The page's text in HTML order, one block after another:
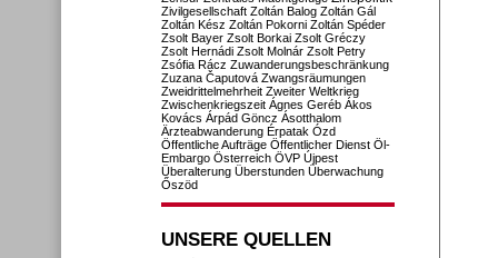
Zivilgesellschaft Zoltán Balog Zoltán Gál
Zoltán Kész Zoltán Pokorni Zoltán Spéder
Zsolt Bayer Zsolt Borkai Zsolt Gréczy
Zsolt Hernádi Zsolt Molnár Zsolt Petry
Zsófia Rácz Zuwanderungsbeschränkung
Zuzana Čaputová Zwangsräumungen
Zweidrittelmehrheit Zweiter Weltkrieg
Zwischenkriegszeit Ágnes Geréb Ákos
Kovács Árpád Göncz Ásotthalom
Ärzteabwanderung Érpatak Ózd
Öffentliche Aufträge Öffentlicher Dienst Öl-
Embargo Österreich ÖVP Újpest
Überalterung Überstunden Überwachung
Őszöd
UNSERE QUELLEN